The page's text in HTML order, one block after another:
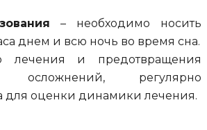
– необходимо носить
днем и всю ночь во время сна.
лечения и предотвращения
осложнений, регулярно
для оценки динамики лечения.